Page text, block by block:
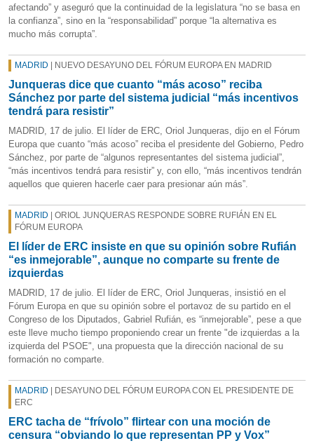
afectando” y aseguró que la continuidad de la legislatura “no se basa en
la confianza”, sino en la “responsabilidad” porque “la alternativa es
mucho más corrupta”.
MADRID | NUEVO DESAYUNO DEL FÓRUM EUROPA EN MADRID
Junqueras dice que cuanto “más acoso” reciba
Sánchez por parte del sistema judicial “más incentivos
tendrá para resistir”
MADRID, 17 de julio. El líder de ERC, Oriol Junqueras, dijo en el Fórum
Europa que cuanto “más acoso” reciba el presidente del Gobierno, Pedro
Sánchez, por parte de “algunos representantes del sistema judicial”,
“más incentivos tendrá para resistir” y, con ello, “más incentivos tendrán
aquellos que quieren hacerle caer para presionar aún más”.
MADRID | ORIOL JUNQUERAS RESPONDE SOBRE RUFIÁN EN EL
FÓRUM EUROPA
El líder de ERC insiste en que su opinión sobre Rufián
“es inmejorable”, aunque no comparte su frente de
izquierdas
MADRID, 17 de julio. El líder de ERC, Oriol Junqueras, insistió en el
Fórum Europa en que su opinión sobre el portavoz de su partido en el
Congreso de los Diputados, Gabriel Rufián, es “inmejorable”, pese a que
este lleve mucho tiempo proponiendo crear un frente "de izquierdas a la
izquierda del PSOE", una propuesta que la dirección nacional de su
formación no comparte.
MADRID | DESAYUNO DEL FÓRUM EUROPA CON EL PRESIDENTE DE
ERC
ERC tacha de “frívolo” flirtear con una moción de
censura “obviando lo que representan PP y Vox”